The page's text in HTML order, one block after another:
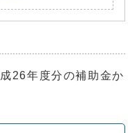
26年度分の補助金か